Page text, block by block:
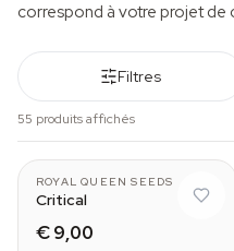
correspond à votre projet de
Filtres
55 produits affichés
ROYAL QUEEN SEEDS
Critical
€ 9,00